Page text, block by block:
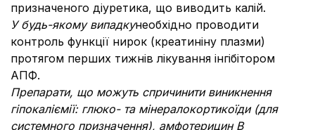
призначеного діуретика, що виводить калій.
У будь-якому випадкунеобхідно проводити
контроль функції нирок (креатиніну плазми)
протягом перших тижнів лікування інгібітором
АПФ.
Препарати, що можуть спричинити виникнення
гіпокаліємії: глюко- та мінералокортикоїди (для
системного призначення), амфотерицин В